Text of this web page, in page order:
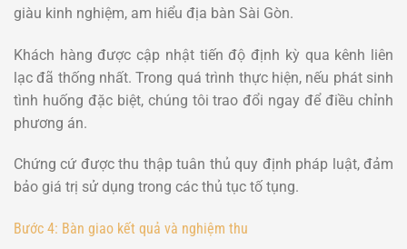
giàu kinh nghiệm, am hiểu địa bàn Sài Gòn.
Khách hàng được cập nhật tiến độ định kỳ qua kênh liên
lạc đã thống nhất. Trong quá trình thực hiện, nếu phát sinh
tình huống đặc biệt, chúng tôi trao đổi ngay để điều chỉnh
phương án.
Chứng cứ được thu thập tuân thủ quy định pháp luật, đảm
bảo giá trị sử dụng trong các thủ tục tố tụng.
Bước 4: Bàn giao kết quả và nghiệm thu